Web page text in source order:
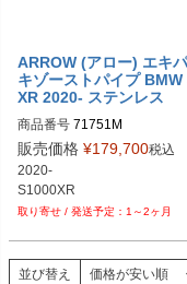
ARROW (アロー) エキ
キゾーストパイプ BMW
XR 2020- ステンレス
商品番号 71751M
販売価格 ¥179,700税込
2020-
1～2ヶ月
並び替え 価格が安い順